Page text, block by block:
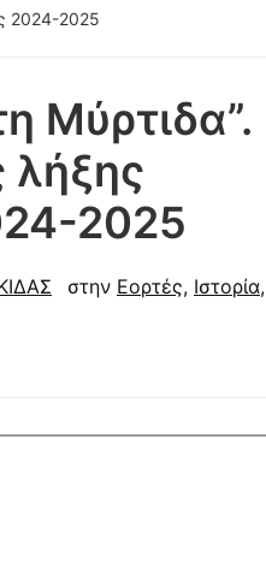
2024-2025
Μύρτιδα”.
λήξης
2025
στην Εορτές, Ιστορία,